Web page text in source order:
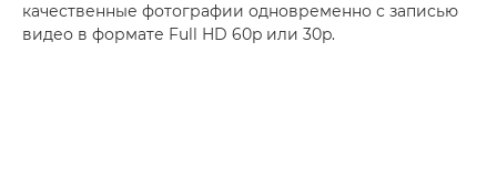
качественные фотографии одновременно с записью
видео в формате Full HD 60p или 30p.